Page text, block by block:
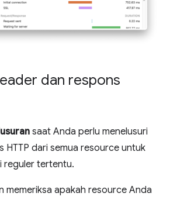
dan respons
saat Anda perlu menelusuri
HTTP dari semua resource untuk
reguler tertentu.
memeriksa apakah resource Anda